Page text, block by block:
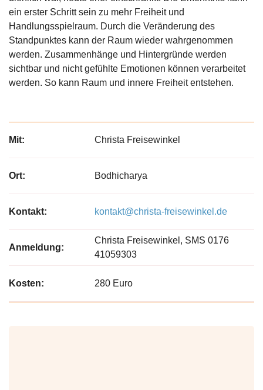
ein erster Schritt sein zu mehr Freiheit und
Handlungsspielraum. Durch die Veränderung des
Standpunktes kann der Raum wieder wahrgenommen
werden. Zusammenhänge und Hintergründe werden
sichtbar und nicht gefühlte Emotionen können verarbeitet
werden. So kann Raum und innere Freiheit entstehen.
Mit: Christa Freisewinkel
Ort: Bodhicharya
Kontakt: kontakt@christa-freisewinkel.de
Anmeldung:
Christa Freisewinkel, SMS 0176
41059303
Kosten: 280 Euro